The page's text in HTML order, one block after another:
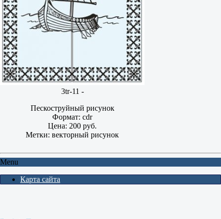
3tr-11 -
Пескоструйный рисунок
Формат: cdr
Цена: 200 руб.
Метки: векторный рисунок
Menu
Карта сайта